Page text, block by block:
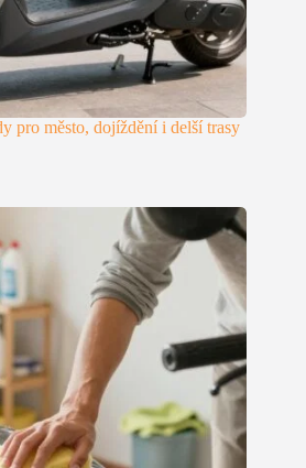
pro město, dojíždění i delší trasy